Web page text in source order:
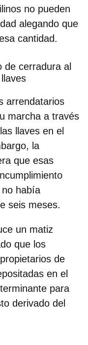
no pueden
alegando que
cantidad.
de cerradura al
arrendatarios
marcha a través
llaves en el
la
que esas
había
seis meses.
un matiz
que los
de
en el
para
derivado del